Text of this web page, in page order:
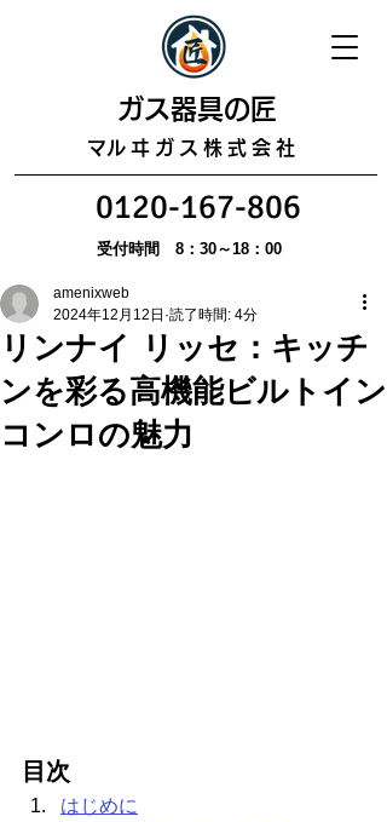
​ガス器具の匠
​マルヰガス株式会社
0120-167-806
受付時間 8：30～18：00
リンナイ リッセ：キッチ
ンを彩る高機能ビルトイン
コンロの魅力
amenixweb
2024年12月12日 読了時間: 4分
目次
はじめに